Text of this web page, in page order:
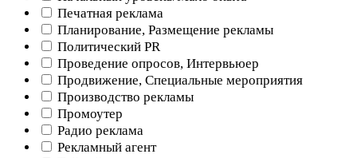
Печатная реклама
Планирование, Размещение рекламы
Политический PR
Проведение опросов, Интервьюер
Продвижение, Специальные мероприятия
Производство рекламы
Промоутер
Радио реклама
Рекламный агент